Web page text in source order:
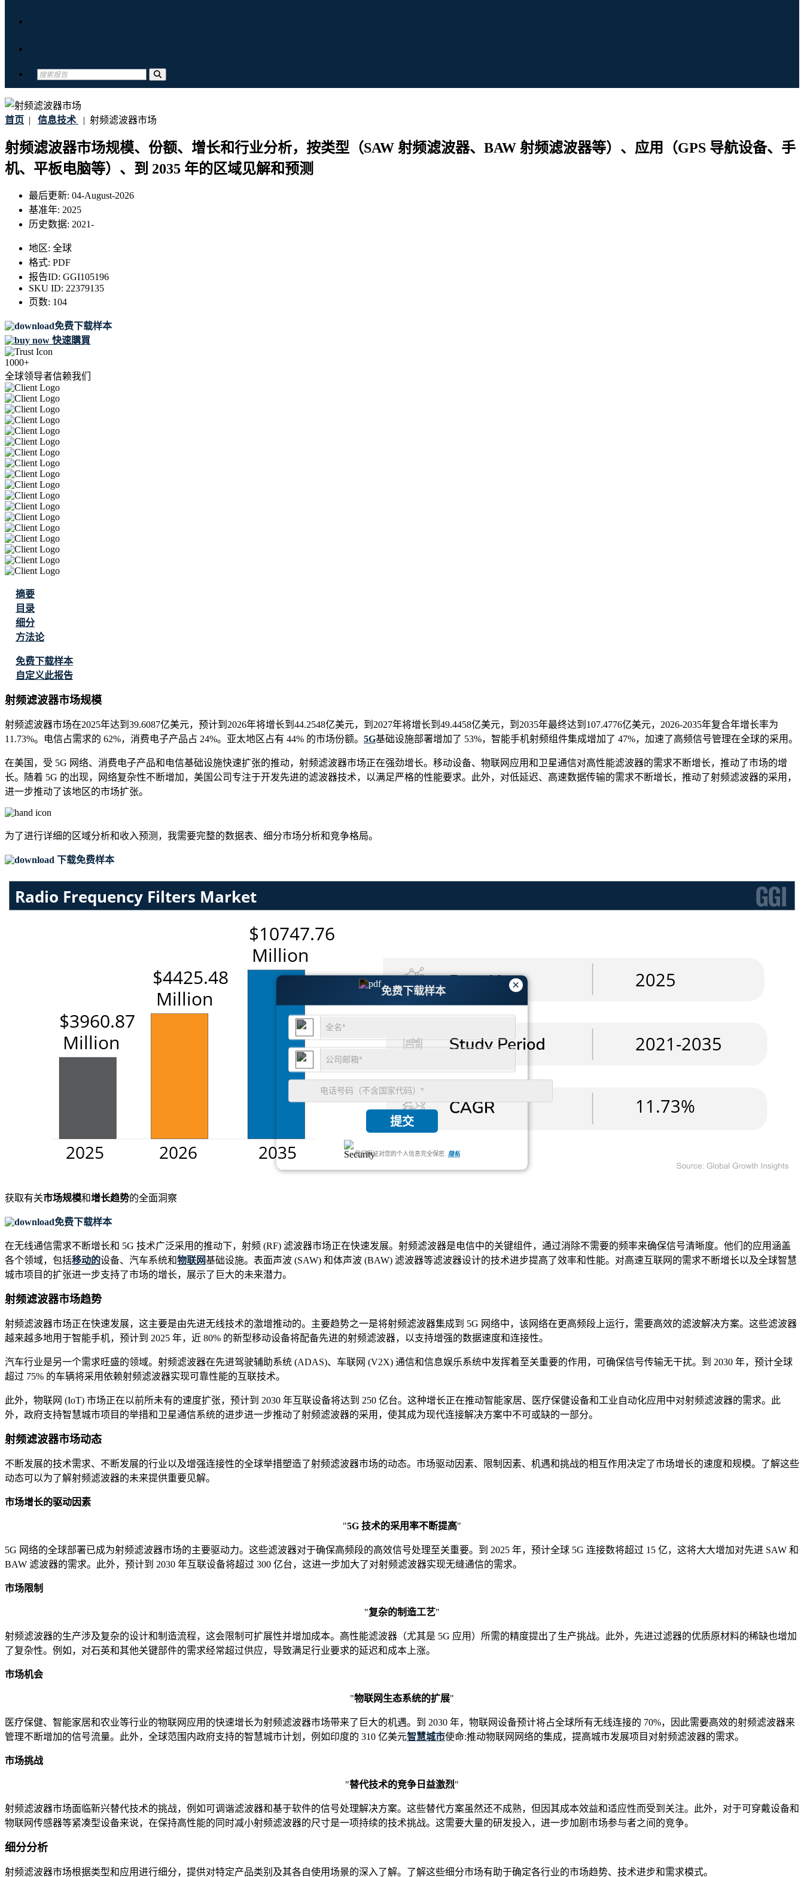
首页 | 信息技术 | 射频滤波器市场
射频滤波器市场规模、份额、增长和行业分析，按类型（SAW 射频滤波器、BAW 射频滤波器等）、应用（GPS 导航设备、手
机、平板电脑等）、到 2035 年的区域见解和预测
最后更新: 04-August-2026
基准年: 2025
历史数据: 2021-
地区: 全球
格式: PDF
报告ID: GGI105196
SKU ID: 22379135
页数: 104
免费下载样本
快速購買
1000+
全球领导者信赖我们
×
免费下载样本
提交
我们保证对您的个人信息完全保密. 隐私
摘要
目录
细分
方法论
免费下载样本
自定义此报告
射频滤波器市场规模
射频滤波器市场在2025年达到39.6087亿美元，预计到2026年将增长到44.2548亿美元，到2027年将增长到49.4458亿美元，到2035年最终达到107.4776亿美元，2026-2035年复合年增长率为
11.73%。电信占需求的 62%，消费电子产品占 24%。亚太地区占有 44% 的市场份额。 5G基础设施部署增加了 53%，智能手机射频组件集成增加了 47%，加速了高频信号管理在全球的采用。
在美国，受 5G 网络、消费电子产品和电信基础设施快速扩张的推动，射频滤波器市场正在强劲增长。移动设备、物联网应用和卫星通信对高性能滤波器的需求不断增长，推动了市场的增
长。随着 5G 的出现，网络复杂性不断增加，美国公司专注于开发先进的滤波器技术，以满足严格的性能要求。此外，对低延迟、高速数据传输的需求不断增长，推动了射频滤波器的采用，
进一步推动了该地区的市场扩张。
为了进行详细的区域分析和收入预测，我需要完整的数据表、细分市场分析和竞争格局。
下载免费样本
获取有关市场规模和增长趋势的全面洞察
免费下载样本
在无线通信需求不断增长和 5G 技术广泛采用的推动下，射频 (RF) 滤波器市场正在快速发展。射频滤波器是电信中的关键组件，通过消除不需要的频率来确保信号清晰度。他们的应用涵盖
各个领域，包括移动的设备、汽车系统和物联网基础设施。表面声波 (SAW) 和体声波 (BAW) 滤波器等滤波器设计的技术进步提高了效率和性能。对高速互联网的需求不断增长以及全球智慧
城市项目的扩张进一步支持了市场的增长，展示了巨大的未来潜力。
射频滤波器市场趋势
射频滤波器市场正在快速发展，这主要是由先进无线技术的激增推动的。主要趋势之一是将射频滤波器集成到 5G 网络中，该网络在更高频段上运行，需要高效的滤波解决方案。这些滤波器
越来越多地用于智能手机，预计到 2025 年，近 80% 的新型移动设备将配备先进的射频滤波器，以支持增强的数据速度和连接性。
汽车行业是另一个需求旺盛的领域。射频滤波器在先进驾驶辅助系统 (ADAS)、车联网 (V2X) 通信和信息娱乐系统中发挥着至关重要的作用，可确保信号传输无干扰。到 2030 年，预计全球
超过 75% 的车辆将采用依赖射频滤波器实现可靠性能的互联技术。
此外，物联网 (IoT) 市场正在以前所未有的速度扩张，预计到 2030 年互联设备将达到 250 亿台。这种增长正在推动智能家居、医疗保健设备和工业自动化应用中对射频滤波器的需求。此
外，政府支持智慧城市项目的举措和卫星通信系统的进步进一步推动了射频滤波器的采用，使其成为现代连接解决方​​案中不可或缺的一部分。
射频滤波器市场动态
不断发展的技术需求、不断发展的行业以及增强连接性的全球举措塑造了射频滤波器市场的动态。市场驱动因素、限制因素、机遇和挑战的相互作用决定了市场增长的速度和规模。了解这些
动态可以为了解射频滤波器的未来提供重要见解。
市场增长的驱动因素
"5G 技术的采用率不断提高"
5G 网络的全球部署已成为射频滤波器市场的主要驱动力。这些滤波器对于确保高频段的高效信号处理至关重要。到 2025 年，预计全球 5G 连接数将超过 15 亿，这将大大增加对先进 SAW 和
BAW 滤波器的需求。此外，预计到 2030 年互联设备将超过 300 亿台，这进一步加大了对射频滤波器实现无缝通信的需求。
市场限制
"复杂的制造工艺"
射频滤波器的生产涉及复杂的设计和制造流程，这会限制可扩展性并增加成本。高性能滤波器（尤其是 5G 应用）所需的精度提出了生产挑战。此外，先进过滤器的优质原材料的稀缺也增加
了复杂性。例如，对石英和其他关键部件的需求经常超过供应，导致满足行业要求的延迟和成本上涨。
市场机会
"物联网生态系统的扩展"
医疗保健、智能家居和农业等行业的物联网应用的快速增长为射频滤波器市场带来了巨大的机遇。到 2030 年，物联网设备预计将占全球所有无线连接的 70%，因此需要高效的射频滤波器来
管理不断增加的信号流量。此外，全球范围内政府支持的智慧城市计划，例如印度的 310 亿美元智慧城市使命:推动物联网网络的集成，提高城市发展项目对射频滤波器的需求。
市场挑战
"替代技术的竞争日益激烈"
射频滤波器市场面临新兴替代技术的挑战，例如可调谐滤波器和基于软件的信号处理解决方案。这些替代方案虽然还不成熟，但因其成本效益和适应性而受到关注。此外，对于可穿戴设备和
物联网传感器等紧凑型设备来说，在保持高性能的同时减小射频滤波器的尺寸是一项持续的技术挑战。这需要大量的研发投入，进一步加剧市场参与者之间的竞争。
细分分析
射频滤波器市场根据类型和应用进行细分，提供对特定产品类别及其各自使用场景的深入了解。了解这些细分市场有助于确定各行业的市场趋势、技术进步和需求模式。